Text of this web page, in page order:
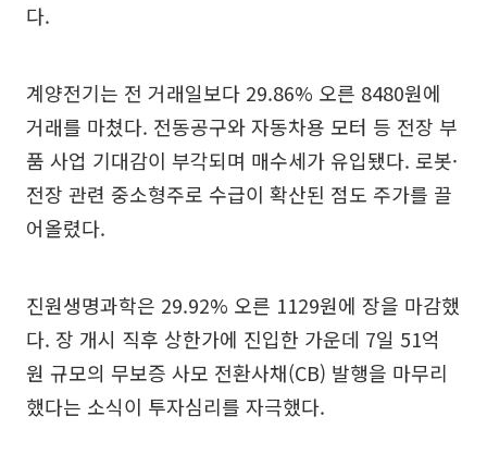
다.
계양전기는 전 거래일보다 29.86% 오른 8480원에
거래를 마쳤다. 전동공구와 자동차용 모터 등 전장 부
품 사업 기대감이 부각되며 매수세가 유입됐다. 로봇·
전장 관련 중소형주로 수급이 확산된 점도 주가를 끌
어올렸다.
진원생명과학은 29.92% 오른 1129원에 장을 마감했
다. 장 개시 직후 상한가에 진입한 가운데 7일 51억
원 규모의 무보증 사모 전환사채(CB) 발행을 마무리
했다는 소식이 투자심리를 자극했다.